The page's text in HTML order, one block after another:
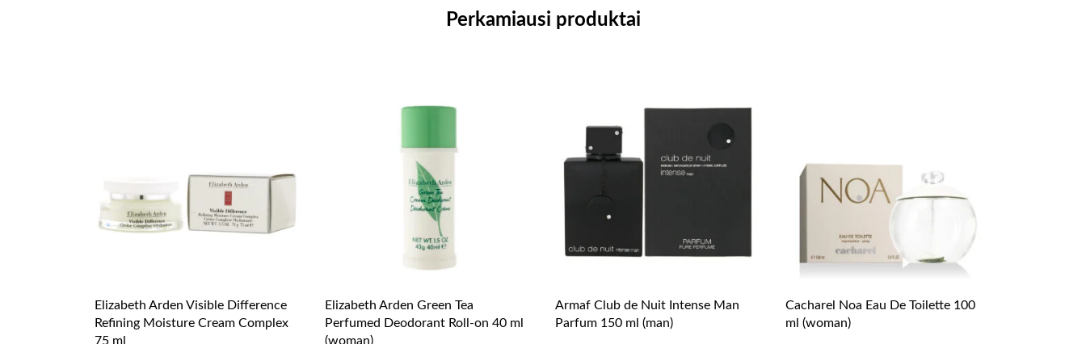
Perkamiausi produktai
Elizabeth Arden Visible Difference
Refining Moisture Cream Complex
75 ml
Elizabeth Arden Green Tea
Perfumed Deodorant Roll-on 40 ml
(woman)
Armaf Club de Nuit Intense Man
Parfum 150 ml (man)
Cacharel Noa Eau De Toilette 100
ml (woman)